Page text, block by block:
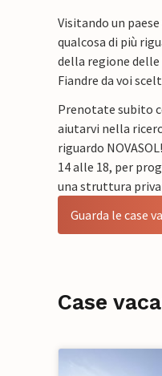
Visitando un
qualcosa di più
della regione delle
Fiandre da voi
Prenotate subito
aiutarvi nella
riguardo
14 alle 18, per
una struttura
Guarda le case
Case